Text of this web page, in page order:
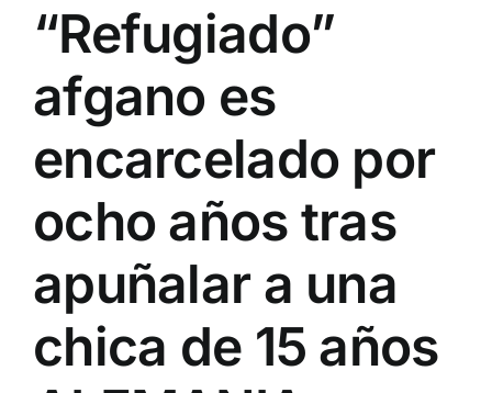
“Refugiado”
afgano es
encarcelado por
ocho años tras
apuñalar a una
chica de 15 años